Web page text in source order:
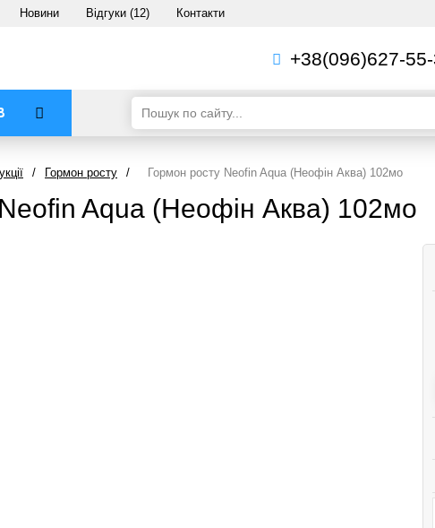
Новини Відгуки (12) Контакти
+38(096)627-
/ Гормон росту / Гормон росту Neofin Aqua (Неофін Аква) 102мо
Aqua (Неофін Аква) 102мо